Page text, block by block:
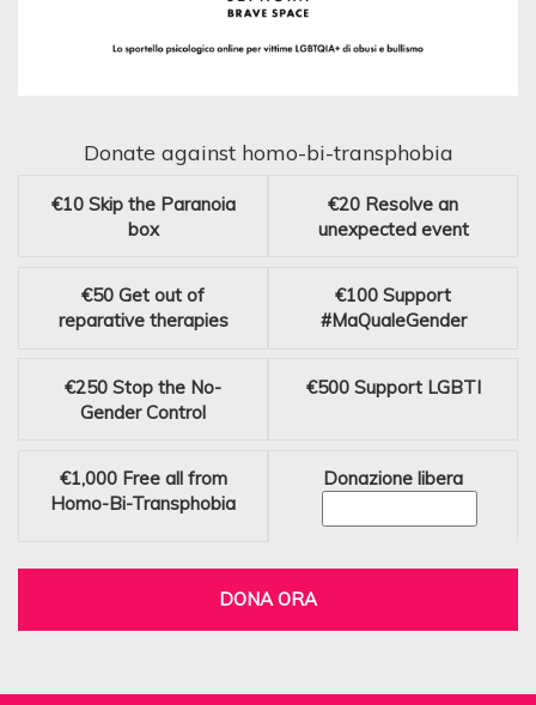
Donate against homo-bi-transphobia
€10 Skip the Paranoia
box
€20 Resolve an
unexpected event
€50 Get out of
reparative therapies
€100 Support
#MaQualeGender
€250 Stop the No-
Gender Control
€500 Support LGBTI
€1,000 Free all from
Homo-Bi-Transphobia
Donazione libera
DONA ORA